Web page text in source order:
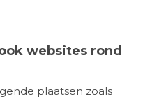
websites rond
plaatsen zoals